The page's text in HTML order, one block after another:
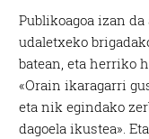
Publikoagoa izan
udaletxeko
batean, eta herriko
«Orain ikaragarri
eta nik egindako
dagoela ikustea».